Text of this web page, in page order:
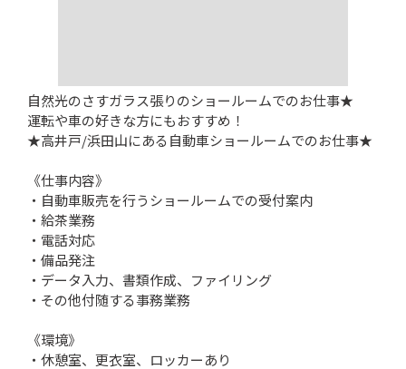
自然光のさすガラス張りのショールームでのお仕事★
運転や車の好きな方にもおすすめ！
★高井戸/浜田山にある自動車ショールームでのお仕事★
《仕事内容》
・自動車販売を行うショールームでの受付案内
・給茶業務
・電話対応
・備品発注
・データ入力、書類作成、ファイリング
・その他付随する事務業務
《環境》
・休憩室、更衣室、ロッカーあり